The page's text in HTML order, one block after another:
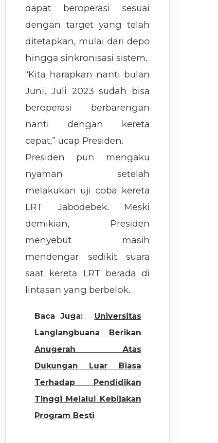
dapat beroperasi sesuai
dengan target yang telah
ditetapkan, mulai dari depo
hingga sinkronisasi sistem.
“Kita harapkan nanti bulan
Juni, Juli 2023 sudah bisa
beroperasi berbarengan
nanti dengan kereta
cepat,” ucap Presiden.
Presiden pun mengaku
nyaman setelah
melakukan uji coba kereta
LRT Jabodebek. Meski
demikian, Presiden
menyebut masih
mendengar sedikit suara
saat kereta LRT berada di
lintasan yang berbelok.
Baca Juga:
Universitas
Langlangbuana Berikan
Anugerah Atas
Dukungan Luar Biasa
Terhadap Pendidikan
Tinggi Melalui Kebijakan
Program Besti